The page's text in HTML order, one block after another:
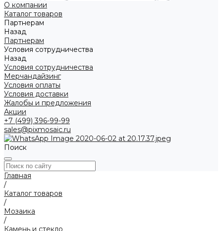
О компании
Каталог товаров
Партнерам
Назад
Партнерам
Условия сотрудничества
Назад
Условия сотрудничества
Мерчандайзинг
Условия оплаты
Условия доставки
Жалобы и предложения
Акции
+7 (499) 396-99-99
sales@pixmosaic.ru
Поиск
Главная
/
Каталог товаров
/
Мозаика
/
Камень и стекло